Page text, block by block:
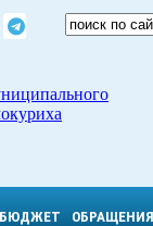
БЮДЖЕТ ОБРАЩЕНИЯ